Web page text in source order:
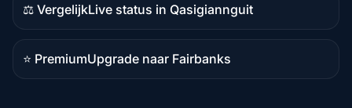
⚖️ Vergelijk
Vergelijkingsinhoud
Live status in Qasigiannguit
⭐ Premium
Premiumbestemming
Upgrade naar Fairbanks